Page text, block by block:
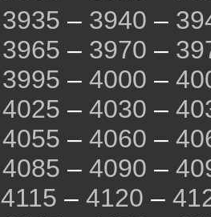
3935 – 3940 –
3965 – 3970 –
3995 – 4000 –
4025 – 4030 –
4055 – 4060 –
4085 – 4090 –
4115 – 4120 –